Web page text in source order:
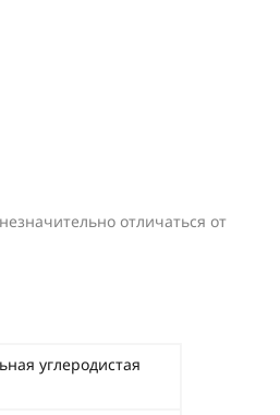
отличаться от
углеродистая